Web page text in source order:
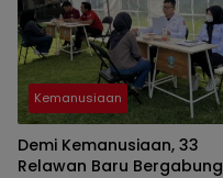
Kemanusiaan
Demi Kemanusiaan, 33
Relawan Baru Bergabung